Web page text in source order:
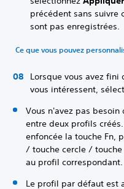
précédent sans suivre
sont pas enregistrées.
Ce que vous pouvez
Lorsque vous avez
vous intéressent,
Vous n'avez pas
entre deux profils
enfoncée la touche Fn,
/ touche cercle /
au profil correspondant.
Le profil par défaut est